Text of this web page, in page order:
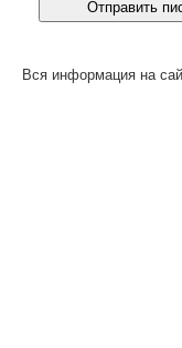
Вся информация на